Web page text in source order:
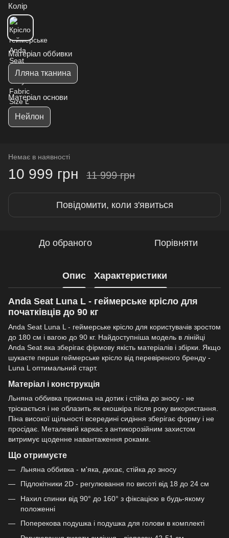
Колір
Матеріал оббивки
Лляна тканина
Матеріал основи
Нейлон
Немає в наявності
10 999 грн 11 999 грн
Повідомити, коли з'явиться
До обраного Порівняти
Опис Характеристики
Anda Seat Luna L - геймерське крісло для
початківців до 90 кг
Anda Seat Luna L - геймерське крісло для користувачів зростом
до 180 см і вагою до 90 кг. Найдоступніша модель в лінійці
Anda Seat яка зберігає фірмову якість матеріалів і збірки. Якщо
шукаєте перше геймерське крісло від перевіреного бренду -
Luna L оптимальний старт.
Матеріал і конструкція
Льняна оббивка приємна на дотик і стійка до зносу - не
тріскається і не облазить як екошкіра після року використання.
Піна високої щільності всередині сидіння зберігає форму і не
просідає. Металевий каркас з антикорозійним захистом
витримує щоденне навантаження роками.
Що отримуєте
Льняна оббивка - м'яка, дихає, стійка до зносу
Підлокітники 2D - регулювання по висоті від 18 до 24 см
Нахил спинки від 90° до 160° з фіксацією в будь-якому
положенні
Поперекова подушка і подушка для голови в комплекті